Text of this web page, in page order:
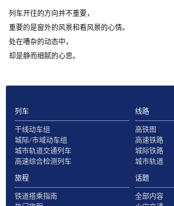
列车开往的方向并不重要，
重要的是窗外的风景和看风景的心情。
处在嘈杂的动态中，
却是静而细腻的心思。
列车
干线动车组
城际/市域动车组
城市轨道交通列车
高速综合检测列车
线路
高铁图
高速铁路
城际铁路
城市轨道
旅程
铁道搭乘指南
话题
全部内容